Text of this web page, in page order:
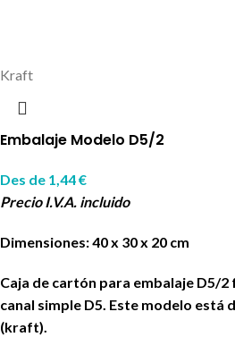
Kraft
Embalaje Modelo D5/2
Des de 1,44€
Precio I.V.A. incluido
Dimensiones: 40 x 30 x 20 cm
Caja de cartón para embalaje D5/
canal simple D5. Este modelo está
(kraft).